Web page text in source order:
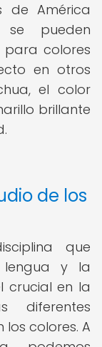
de América
pueden
para colores
en otros
el color
brillante
de los
que
y la
crucial en la
diferentes
colores. A